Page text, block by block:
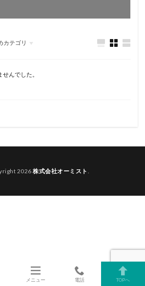
カテゴリ
類
んでした。
2026株式会社オーミスト .
メニュー 電話 TOPへ